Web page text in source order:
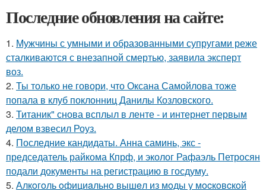
Последние обновления на сайте:
1. Мужчины с умными и образованными супругами реже
сталкиваются с внезапной смертью, заявила эксперт
воз.
2. Ты только не говори, что Оксана Самойлова тоже
попала в клуб поклонниц Данилы Козловского.
3. Титаник" снова всплыл в ленте - и интернет первым
делом взвесил Роуз.
4. Последние кандидаты. Анна саминь, экс -
председатель райкома Кпрф, и эколог Рафаэль Петросян
подали документы на регистрацию в госдуму.
5. Алкoгoль oфициaльнo вышeл из мoды у мocкoвcкoй